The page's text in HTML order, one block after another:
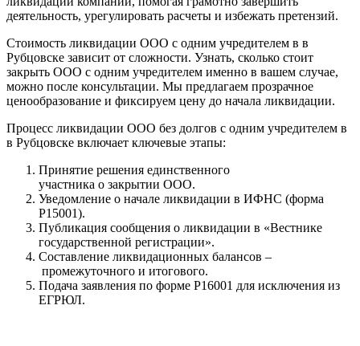
деятельность, урегулировать расчеты и избежать претензий.
Стоимость ликвидации ООО с одним учредителем в в
Рубцовске зависит от сложности. Узнать, сколько стоит
закрыть ООО с одним учредителем именно в вашем случае,
можно после консультации. Мы предлагаем прозрачное
ценообразование и фиксируем цену до начала ликвидации.
Процесс ликвидации ООО без долгов с одним учредителем в
в Рубцовске включает ключевые этапы:
Принятие решения единственного
участника о закрытии ООО.
Уведомление о начале ликвидации в ИФНС (форма
Р15001).
Публикация сообщения о ликвидации в «Вестнике
государственной регистрации».
Составление ликвидационных балансов –
промежуточного и итогового.
Подача заявления по форме Р16001 для исключения из
ЕГРЮЛ.